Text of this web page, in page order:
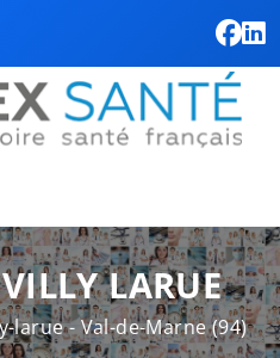
LARUE
larue - Val-de-Marne (94)